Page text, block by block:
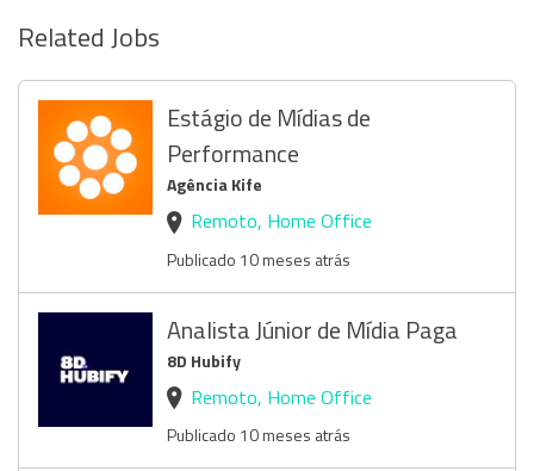
Related Jobs
Estágio de Mídias de
Performance
Agência Kife
Remoto, Home Office
Publicado 10 meses atrás
Analista Júnior de Mídia Paga
8D Hubify
Remoto, Home Office
Publicado 10 meses atrás